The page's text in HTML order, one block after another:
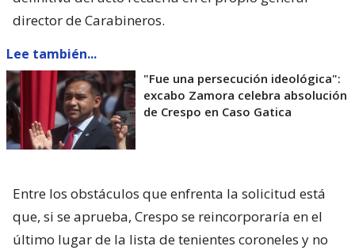
director de Carabineros.
Lee también...
"Fue una persecución ideológica":
excabo Zamora celebra absolución
de Crespo en Caso Gatica
Entre los obstáculos que enfrenta la solicitud está
que, si se aprueba, Crespo se reincorporaría en el
último lugar de la lista de tenientes coroneles y no